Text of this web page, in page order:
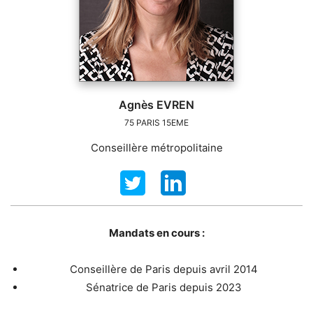
Agnès EVREN
75 PARIS 15EME
Conseillère métropolitaine
Mandats en cours :
Conseillère de Paris depuis avril 2014
Sénatrice de Paris depuis 2023